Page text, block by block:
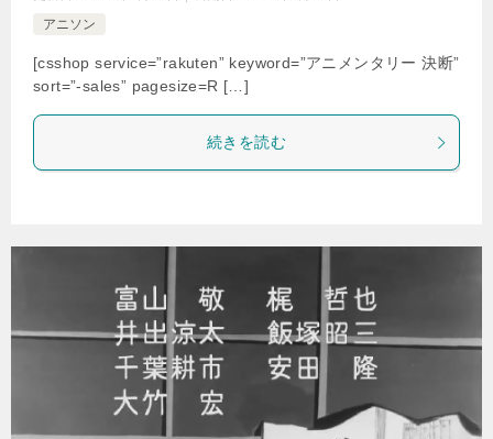
アニソン
[csshop service=”rakuten” keyword=”アニメンタリー 決断”
sort=”-sales” pagesize=R […]
続きを読む